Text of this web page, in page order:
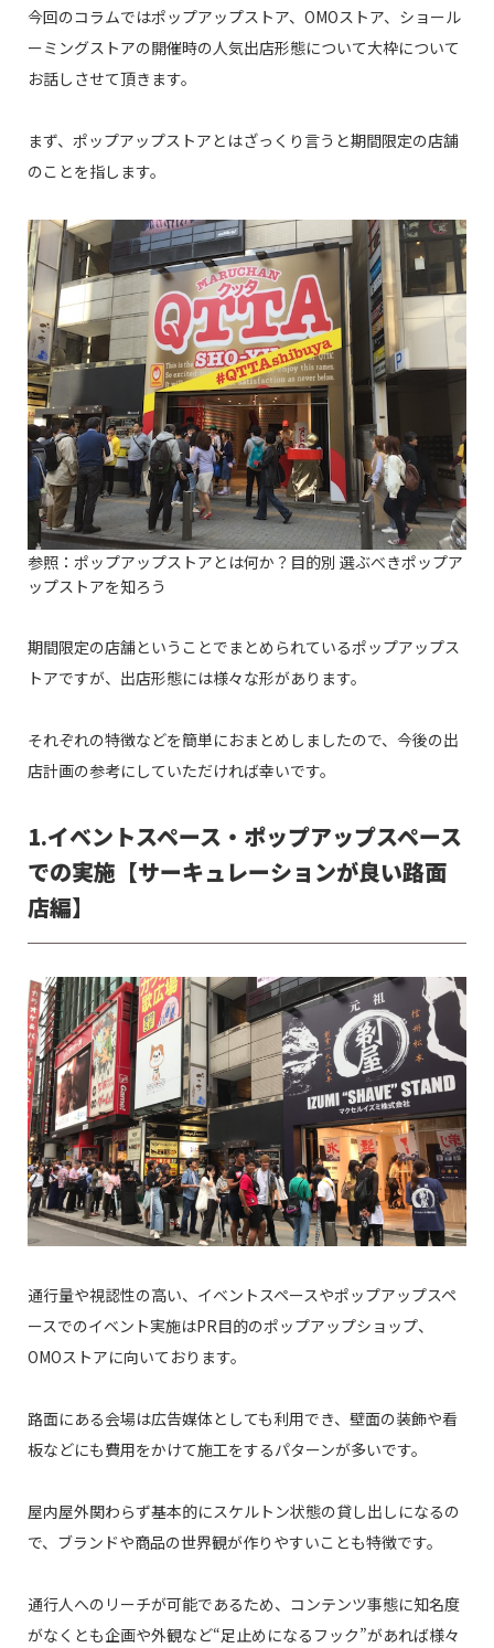
今回のコラムではポップアップストア、OMOストア、ショール
ーミングストアの開催時の人気出店形態について大枠について
お話しさせて頂きます。
まず、ポップアップストアとはざっくり言うと期間限定の店舗
のことを指します。
参照：ポップアップストアとは何か？目的別 選ぶべきポップア
ップストアを知ろう
期間限定の店舗ということでまとめられているポップアップス
トアですが、出店形態には様々な形があります。
それぞれの特徴などを簡単におまとめしましたので、今後の出
店計画の参考にしていただければ幸いです。
1.イベントスペース・ポップアップスペース
での実施【サーキュレーションが良い路面
店編】
通行量や視認性の高い、イベントスペースやポップアップスペ
ースでのイベント実施はPR目的のポップアップショップ、
OMOストアに向いております。
路面にある会場は広告媒体としても利用でき、壁面の装飾や看
板などにも費用をかけて施工をするパターンが多いです。
屋内屋外関わらず基本的にスケルトン状態の貸し出しになるの
で、ブランドや商品の世界観が作りやすいことも特徴です。
通行人へのリーチが可能であるため、コンテンツ事態に知名度
がなくとも企画や外観など“足止めになるフック”があれば様々